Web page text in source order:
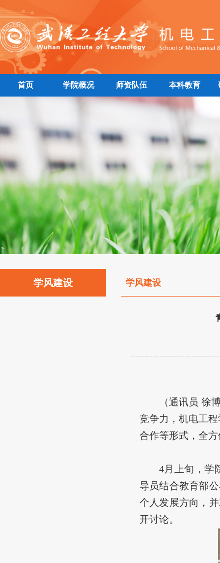
首页 学院概况 师资队伍 本科教育
学风建设 学风建设
（通讯员 徐
竞争力 ，机电工程
合作等形式，全
4月上旬，学
导员结合教育部
个人发展方向，
开讨论。